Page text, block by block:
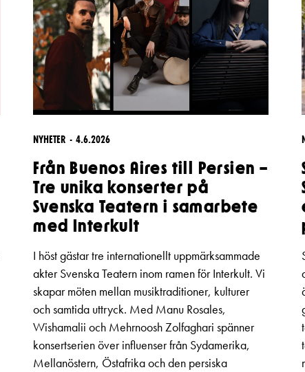
NYHETER 4.6.2026
Från Buenos Aires till Persien –
Tre unika konserter på
Svenska Teatern i samarbete
med Interkult
I höst gästar tre internationellt uppmärksammade
akter Svenska Teatern inom ramen för Interkult. Vi
skapar möten mellan musiktraditioner, kulturer
och samtida uttryck. Med Manu Rosales,
Wishamalii och Mehrnoosh Zolfaghari spänner
konsertserien över influenser från Sydamerika,
Mellanöstern, Östafrika och den persiska